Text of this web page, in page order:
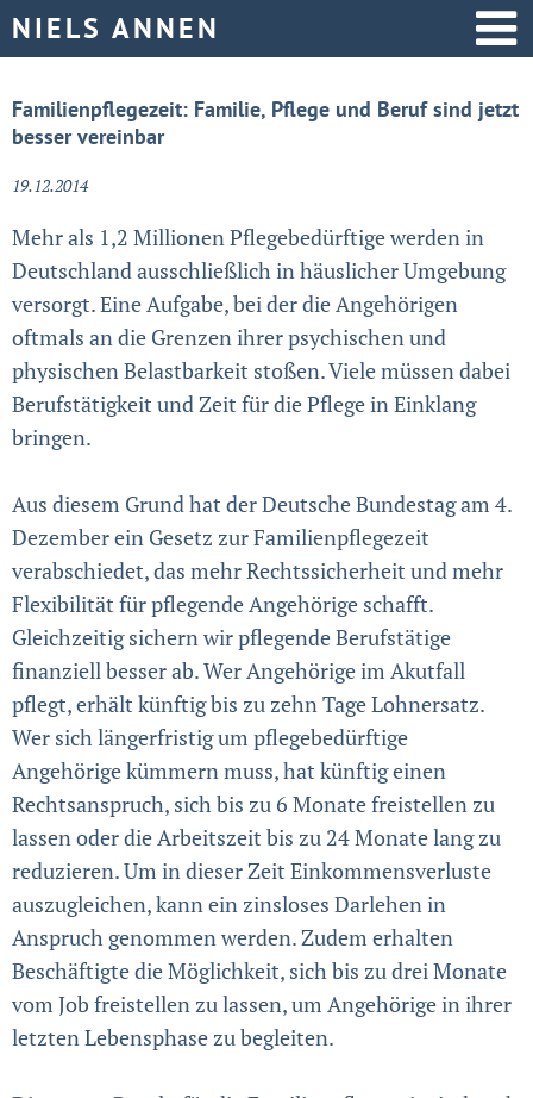
Aktive Politik
Familienpflegezeit: Familie, Pflege und Beruf sind jetzt
besser vereinbar
19.12.2014
Mehr als 1,2 Millionen Pflegebedürftige werden in
Deutschland ausschließlich in häuslicher Umgebung
versorgt. Eine Aufgabe, bei der die Angehörigen
oftmals an die Grenzen ihrer psychischen und
physischen Belastbarkeit stoßen. Viele müssen dabei
Berufstätigkeit und Zeit für die Pflege in Einklang
bringen.
Aus diesem Grund hat der Deutsche Bundestag am 4.
Dezember ein Gesetz zur Familienpflegezeit
verabschiedet, das mehr Rechtssicherheit und mehr
Flexibilität für pflegende Angehörige schafft.
Gleichzeitig sichern wir pflegende Berufstätige
finanziell besser ab. Wer Angehörige im Akutfall
pflegt, erhält künftig bis zu zehn Tage Lohnersatz.
Wer sich längerfristig um pflegebedürftige
Angehörige kümmern muss, hat künftig einen
Rechtsanspruch, sich bis zu 6 Monate freistellen zu
lassen oder die Arbeitszeit bis zu 24 Monate lang zu
reduzieren. Um in dieser Zeit Einkommensverluste
auszugleichen, kann ein zinsloses Darlehen in
Anspruch genommen werden. Zudem erhalten
Beschäftigte die Möglichkeit, sich bis zu drei Monate
vom Job freistellen zu lassen, um Angehörige in ihrer
letzten Lebensphase zu begleiten.